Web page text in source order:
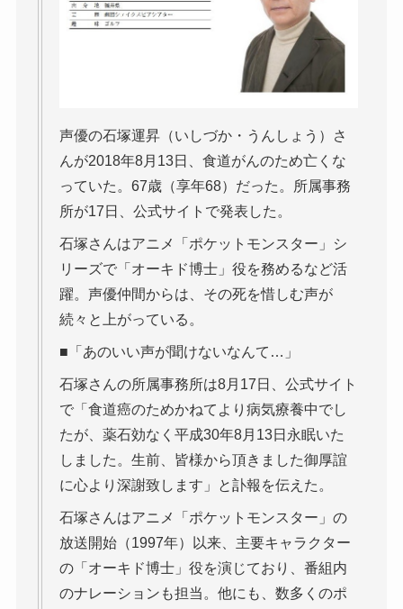
声優の石塚運昇（いしづか・うんしょう）さ
んが2018年8月13日、食道がんのため亡くな
っていた。67歳（享年68）だった。所属事務
所が17日、公式サイトで発表した。
石塚さんはアニメ「ポケットモンスター」シ
リーズで「オーキド博士」役を務めるなど活
躍。声優仲間からは、その死を惜しむ声が
続々と上がっている。
■「あのいい声が聞けないなんて…」
石塚さんの所属事務所は8月17日、公式サイト
で「食道癌のためかねてより病気療養中でし
たが、薬石効なく平成30年8月13日永眠いた
しました。生前、皆様から頂きました御厚誼
に心より深謝致します」と訃報を伝えた。
石塚さんはアニメ「ポケットモンスター」の
放送開始（1997年）以来、主要キャラクター
の「オーキド博士」役を演じており、番組内
のナレーションも担当。他にも、数多くのポ